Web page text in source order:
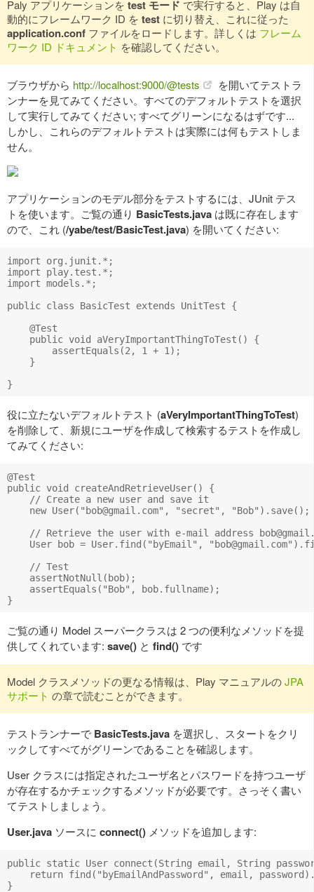
Paly アプリケーションを test モード で実行すると、Play は自
動的にフレームワーク ID を test に切り替え、これに従った
application.conf ファイルをロードします。詳しくは フレーム
ワーク ID ドキュメント を確認してください。
ブラウザから http://localhost:9000/@tests
を開いてテストラ
ンナーを見てみてください。すべてのデフォルトテストを選択
して実行してみてください; すべてグリーンになるはずです...
しかし、これらのデフォルトテストは実際には何もテストしま
せん。
アプリケーションのモデル部分をテストするには、JUnit テス
トを使います。ご覧の通り BasicTests.java は既に存在します
ので、これ (/yabe/test/BasicTest.java) を開いてください:
import org.junit.*;
import play.test.*;
import models.*;
public class BasicTest extends UnitTest {
    @Test
    public void aVeryImportantThingToTest() {
        assertEquals(2, 1 + 1);
    }
役に立たないデフォルトテスト (aVeryImportantThingToTest)
を削除して、新規にユーザを作成して検索するテストを作成し
てみてください:
@Test
public void createAndRetrieveUser() {
    // Create a new user and save it
    new User("
bob@gmail.com", "secret", "Bob").save();
    // Retrieve the user with e-mail address
    User bob = User.find("byEmail", "
bob@gmail.com
    // Test
    assertNotNull(bob);
    assertEquals("Bob", bob.fullname);
ご覧の通り Model スーパークラスは 2 つの便利なメソッドを提
供してくれています: save() と find() です
Model クラスメソッドの更なる情報は、Play マニュアルのJPA
サポート の章で読むことができます。
テストランナーで BasicTests.java を選択し、スタートをクリ
ックしてすべてがグリーンであることを確認します。
User クラスには指定されたユーザ名とパスワードを持つユーザ
が存在するかチェックするメソッドが必要です。さっそく書い
てテストしましょう。
User.java ソースに connect() メソッドを追加します:
public static User connect(String email, String
return find("byEmailAndPassword", email,